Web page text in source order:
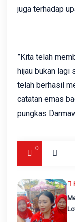
juga terhadap
”Kita telah
hijau bukan lagi
telah berhasil
catatan emas
pungkas
0